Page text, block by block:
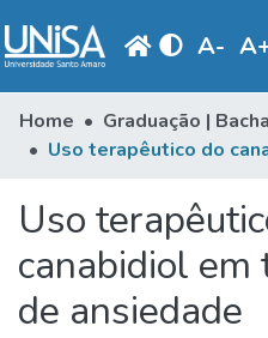
A- A
Statistics
Communities & Collections
Browse
Produção Docente
Library
Home Graduação |
Uso
canabidiol
de ansiedade